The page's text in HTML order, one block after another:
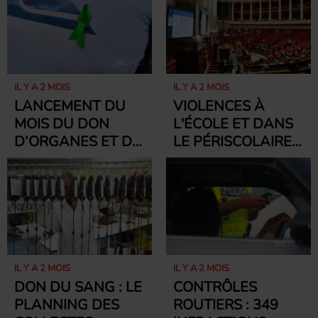
IL Y A 2 MOIS
LANCEMENT DU
MOIS DU DON
D’ORGANES ET DE
TISSUS À LA
RÉUNION
IL Y A 2 MOIS
VIOLENCES À
L'ÉCOLE ET DANS
LE PÉRISCOLAIRE :
LES DÉPUTÉS
MESURES POUR
RENFORCER LE
CONTRÔLE DES
IL Y A 2 MOIS
DON DU SANG : LE
PLANNING DES
IL Y A 2 MOIS
CONTRÔLES
ROUTIERS : 349